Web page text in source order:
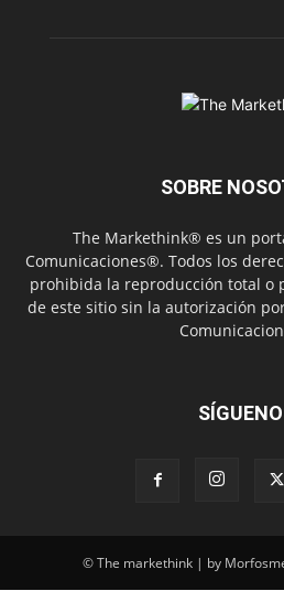
SOBRE
The Markethink® es un
Comunicaciones®. Todos los
prohibida la reproducción total o
de este sitio sin la autorización
© The markethink | by